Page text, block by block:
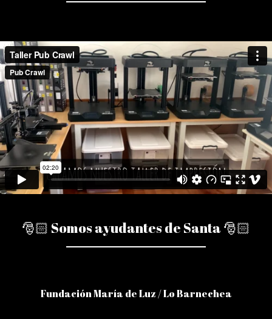
🎅🏻 Somos ayudantes de Santa 🎅🏻
Fundación María de Luz / Lo Barnechea